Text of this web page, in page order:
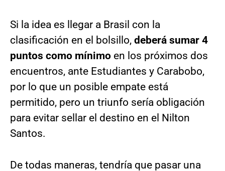
Si la idea es llegar a Brasil con la
clasificación en el bolsillo, deberá sumar 4
puntos como mínimo en los próximos dos
encuentros, ante Estudiantes y Carabobo,
por lo que un posible empate está
permitido, pero un triunfo sería obligación
para evitar sellar el destino en el Nilton
Santos.
De todas maneras, tendría que pasar una